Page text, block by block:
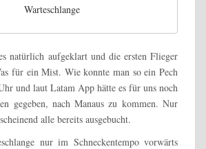
Warteschlange
natürlich aufgeklart und die ersten Flieger
für ein Mist. Wie konnte man so ein Pech
und laut Latam App hätte es für uns noch
gegeben, nach Manaus zu kommen. Nur
alle bereits ausgebucht.
nur im Schneckentempo vorwärts